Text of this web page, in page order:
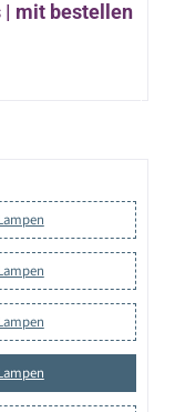
| mit bestellen